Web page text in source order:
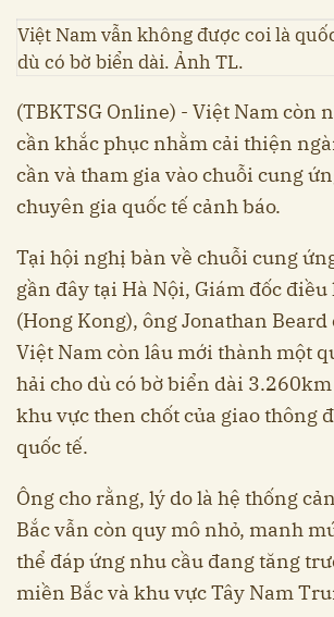
Việt Nam vẫn không được coi là
dù có bờ biển dài. Ảnh TL.
(TBKTSG Online) - Việt Nam còn
cần khắc phục nhằm cải thiện
cần và tham gia vào chuỗi cung
chuyên gia quốc tế cảnh báo.
Tại hội nghị bàn về chuỗi cung
gần đây tại Hà Nội, Giám đốc điều
(Hong Kong), ông Jonathan
Việt Nam còn lâu mới thành một
hải cho dù có bờ biển dài
khu vực then chốt của giao thông
quốc tế.
Ông cho rằng, lý do là hệ thống
Bắc vẫn còn quy mô nhỏ, manh
thể đáp ứng nhu cầu đang tăng
miền Bắc và khu vực Tây Nam